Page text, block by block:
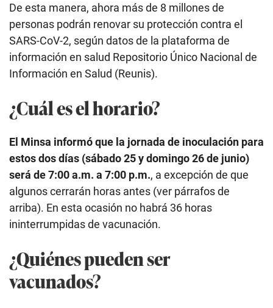
De esta manera, ahora más de 8 millones de
personas podrán renovar su protección contra el
SARS-CoV-2, según datos de la plataforma de
información en salud Repositorio Único Nacional de
Información en Salud (Reunis).
¿Cuál es el horario?
El Minsa informó que la jornada de inoculación para
estos dos días (sábado 25 y domingo 26 de junio)
será de 7:00 a.m. a 7:00 p.m., a excepción de que
algunos cerrarán horas antes (ver párrafos de
arriba). En esta ocasión no habrá 36 horas
ininterrumpidas de vacunación.
¿Quiénes pueden ser
vacunados?